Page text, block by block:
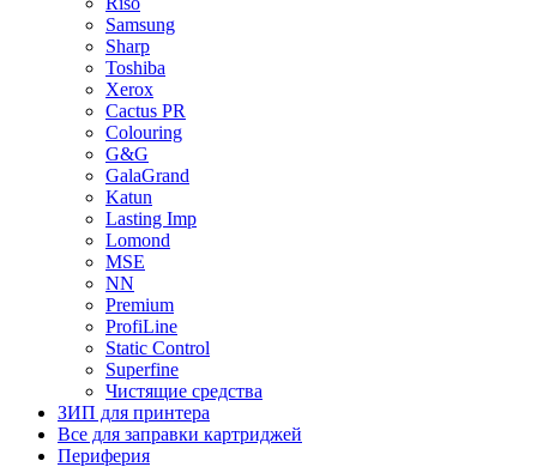
Samsung
Sharp
Toshiba
Xerox
Cactus PR
Colouring
G&G
GalaGrand
Katun
Lasting Imp
Lomond
MSE
NN
Premium
ProfiLine
Static Control
Superfine
Чистящие средства
ЗИП для принтера
Все для заправки картриджей
Периферия